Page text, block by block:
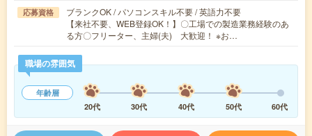
応募資格
ブランクOK / パソコンスキル不要 / 英語力不要
【来社不要、WEB登録OK！】〇工場での製造業務経験のあ
る方〇フリーター、主婦(夫) 大歓迎！ ※お…
職場の雰囲気
年齢層
20代
30代 40代 50代 60代